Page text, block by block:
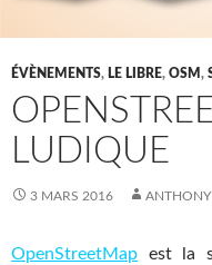
ÉVÈNEMENTS, LE LIBRE, OSM ,
LUDIQUE
3 MARS 2016 ANTHONY
OpenStreetMap est la